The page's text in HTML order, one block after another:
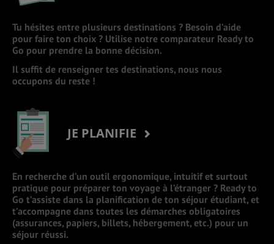
Tu hésites entre plusieurs destinations ? Besoin d’aide
pour faire ton choix ? Utilise notre comparateur Ready to
Go pour prendre la bonne décision.
Il suffit de renseigner tes destinations, nous nous
occupons du reste !
JE PLANIFIE
En recherche d’un outil ergonomique, intuitif et surtout
pratique pour préparer ton voyage à l’étranger ? Ready to
Go t’assiste dans la planification de ton séjour étudiant, et
t’accompagne dans toutes les démarches obligatoires
(assurances, papiers, billets, hébergement, etc.) pour un
séjour réussi.